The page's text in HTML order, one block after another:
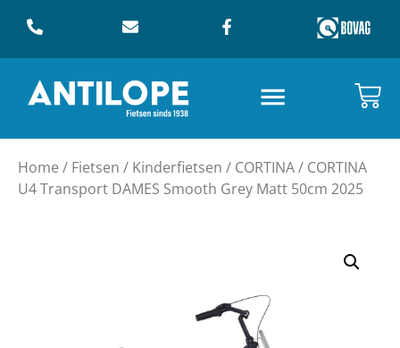
Home / Fietsen / Kinderfietsen / CORTINA/ CORTINA
U4 Transport DAMES Smooth Grey Matt 50cm 2025